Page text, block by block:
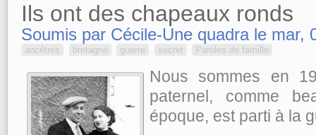
Ils ont des chapeaux ronds
Soumis par Cécile-Une quadra le mar,
ancêtres bretagne guerre secret Paroles de famille
Nous sommes en
paternel, comme
époque, est parti à la